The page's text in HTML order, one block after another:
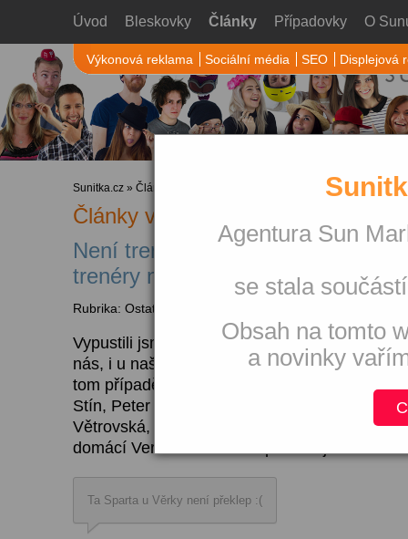
Agentura Sun
se stala
Obsah na tomto
a novinky
Úvod Bleskovky Články Případovky O
Výkonová reklama Sociální média SEO Displejová
Sunitka.cz » Články
Články v rubrice Ostatní
Není trenér jako trenér ej kej ej
trenéry nejen o trenérství
Rubrika: Ostatní
Vypustili jsme pár dotazů k certifikovaným
nás, i u našich východných susedov. Nic
tom případě by určitě nikdo na nic
Stín, Peter Jakuš, Věrka Koukalová, Karel
Větrovská, Honza Tichý, André Heller, Ondra
domácí Verča Brindzová - podium je vaše..
Ta Sparta u Věrky není překlep :(